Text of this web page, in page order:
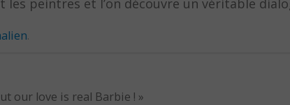
.
our love is real Barbie ! »